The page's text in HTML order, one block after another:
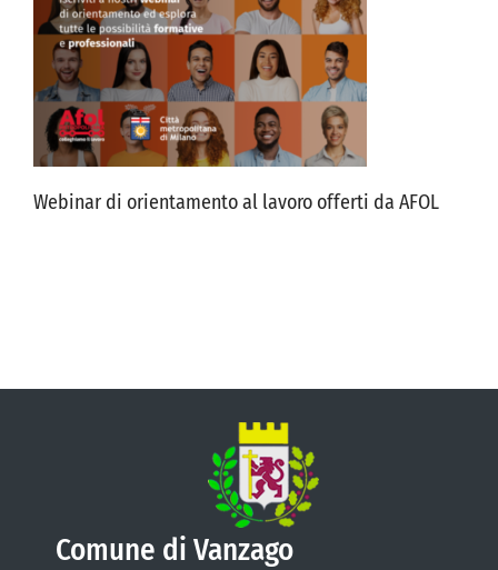
VIVERE VANZAGO
COMUNICAZIONE
Webinar di orientamento al lavoro offerti da AFOL
Comune di Vanzago